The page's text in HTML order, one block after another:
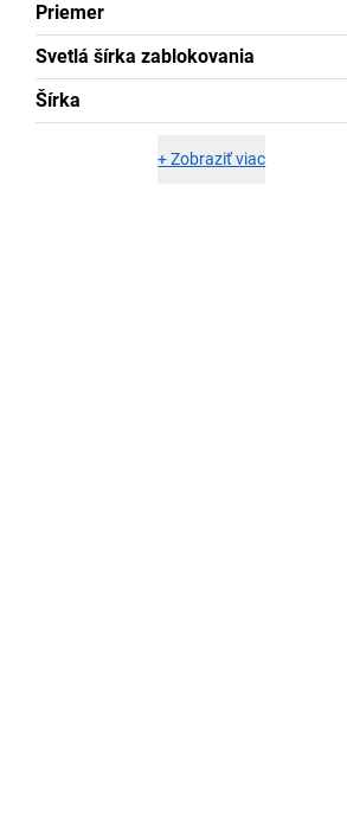
Priemer
Svetlá šírka zablokovania
Šírka
+Zobraziť viac